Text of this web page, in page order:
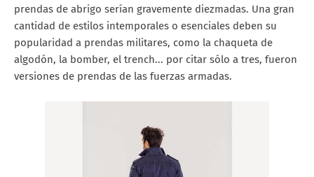
prendas de abrigo serían gravemente diezmadas. Una gran
cantidad de estilos intemporales o esenciales deben su
popularidad a prendas militares, como la chaqueta de
algodón, la bomber, el trench... por citar sólo a tres, fueron
versiones de prendas de las fuerzas armadas.